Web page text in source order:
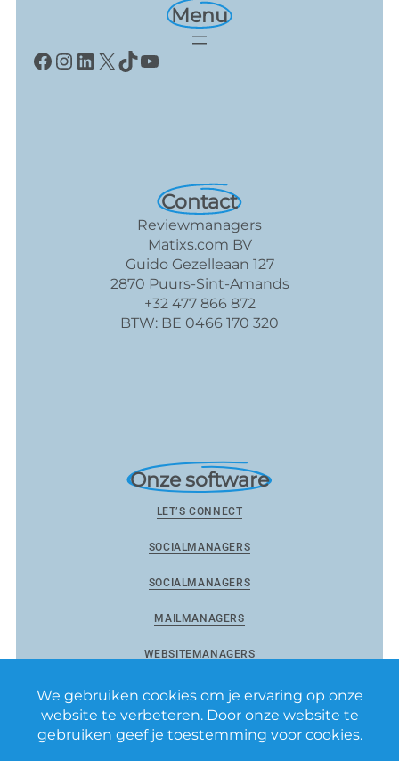
Menu
Facebook
Instagram
LinkedIn
X TikTok
YouTube
Contact
Reviewmanagers
Matixs.com BV
Guido Gezelleaan 127
2870 Puurs-Sint-Amands
+32 477 866 872
BTW: BE 0466 170 320
Onze software
LET’S CONNECT
SOCIALMANAGERS
SOCIALMANAGERS
MAILMANAGERS
WEBSITEMANAGERS